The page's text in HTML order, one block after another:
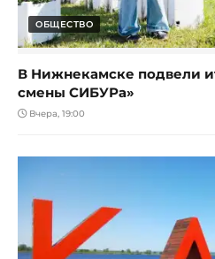
ОБЩЕСТВО
В Нижнекамске подвели
смены СИБУРа»
Вчера, 19:00